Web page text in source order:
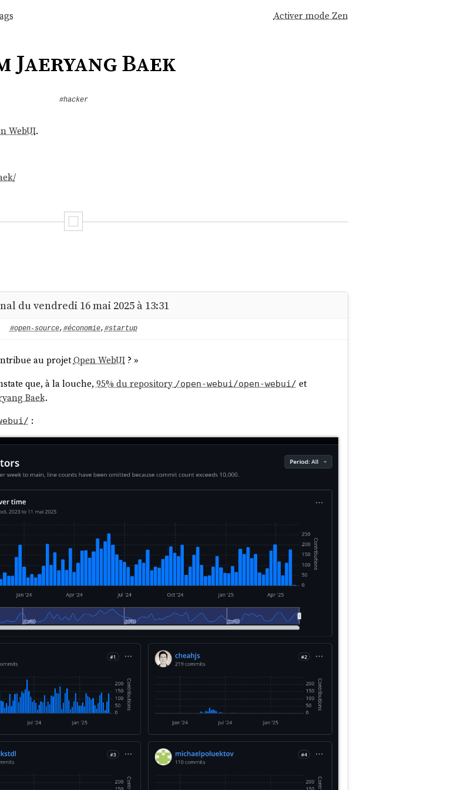
Activer mode Zen
Jaeryang Baek
#hacker
WebUI.
du vendredi 16 mai 2025 à 13:31
#open-source,#économie, #startup
au projetOpen WebUI? »
que, à la louche, 95% du repository /open-webui/open-webui/ et
Baek.
: